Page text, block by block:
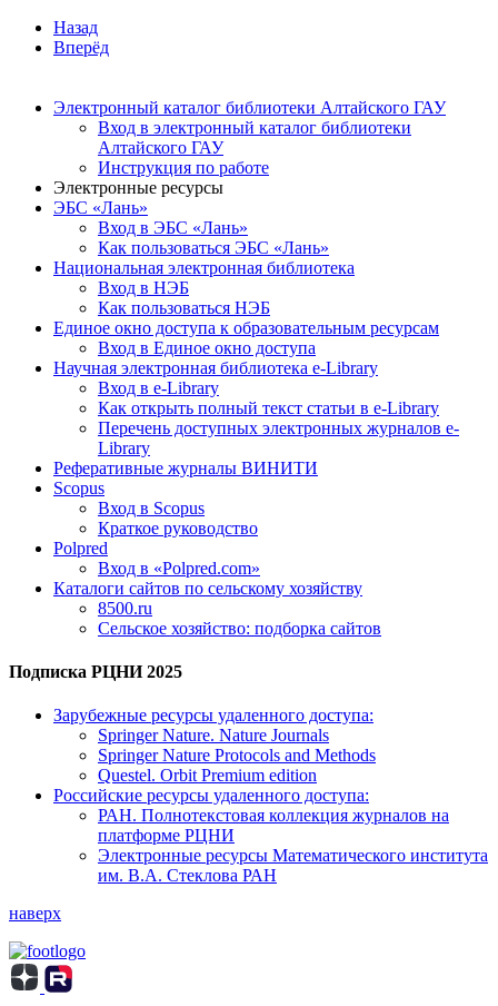
Назад
Вперёд
Электронный каталог библиотеки Алтайского ГАУ
Вход в электронный каталог библиотеки
Алтайского ГАУ
Инструкция по работе
Электронные ресурсы
ЭБС «Лань»
Вход в ЭБС «Лань»
Как пользоваться ЭБС «Лань»
Национальная электронная библиотека
Вход в НЭБ
Как пользоваться НЭБ
Единое окно доступа к образовательным ресурсам
Вход в Единое окно доступа
Научная электронная библиотека e-Library
Вход в e-Library
Как открыть полный текст статьи в e-Library
Перечень доступных электронных журналов e-
Library
Реферативные журналы ВИНИТИ
Scopus
Вход в Scopus
Краткое руководство
Polpred
Вход в «Polpred.com»
Каталоги сайтов по сельскому хозяйству
8500.ru
Сельское хозяйство: подборка сайтов
Подписка РЦНИ 2025
Зарубежные ресурсы удаленного доступа:
Springer Nature. Nature Journals
Springer Nature Protocols and Methods
Questel. Orbit Premium edition
Российские ресурсы удаленного доступа:
РАН. Полнотекстовая коллекция журналов на
платформе РЦНИ
Электронные ресурсы Математического института
им. В.А. Стеклова РАН
наверх